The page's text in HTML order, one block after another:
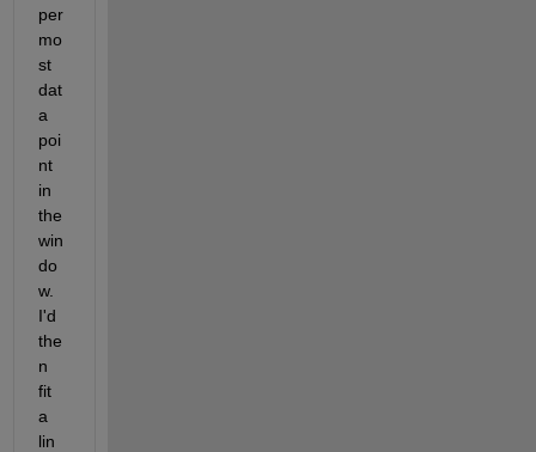
per
mo
st
dat
a
poi
nt
in
the
win
do
w.
I'd
the
n
fit
a
lin